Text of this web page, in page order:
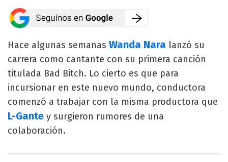
Hace algunas semanas Wanda Nara lanzó su
carrera como cantante con su primera canción
titulada Bad Bitch. Lo cierto es que para
incursionar en este nuevo mundo, conductora
comenzó a trabajar con la misma productora que
L-Gante y surgieron rumores de una
colaboración.